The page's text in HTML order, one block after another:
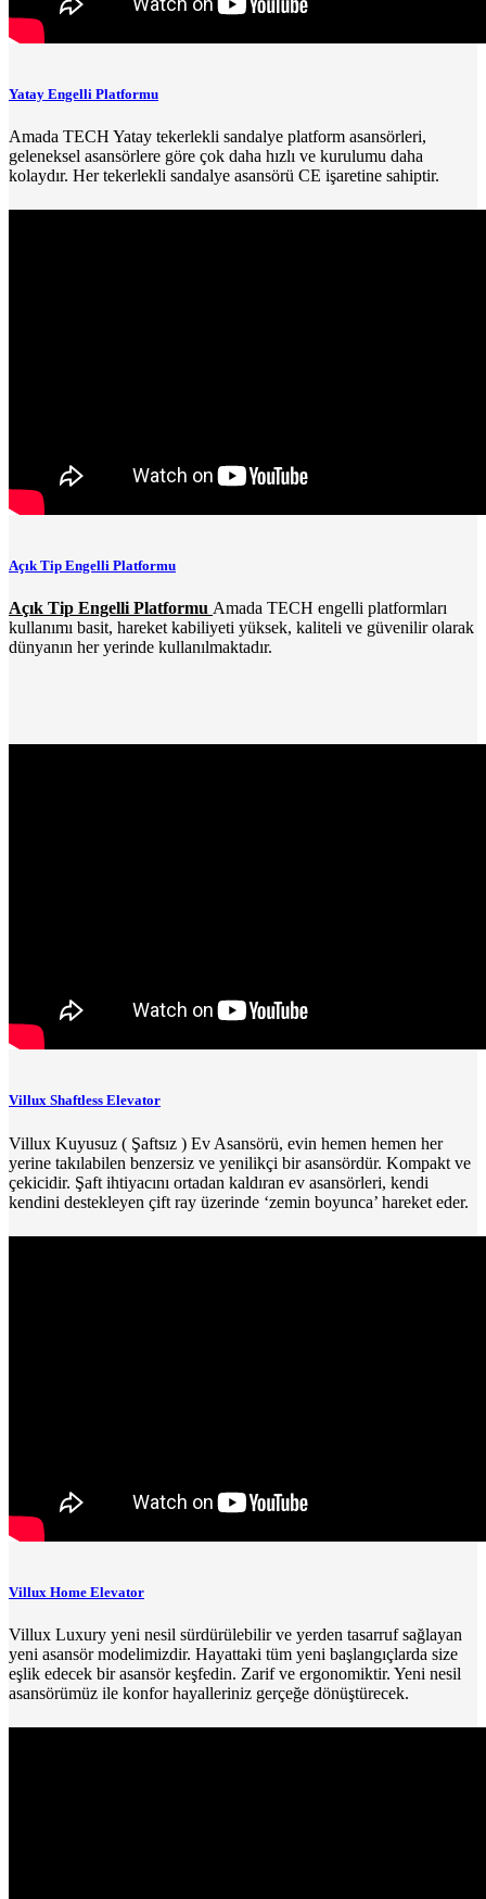
Yatay Engelli Platformu
Amada TECH Yatay tekerlekli sandalye platform asansörleri,
geleneksel asansörlere göre çok daha hızlı ve kurulumu daha
kolaydır. Her tekerlekli sandalye asansörü CE işaretine sahiptir.
Açık Tip Engelli Platformu
Açık Tip Engelli Platformu Amada TECH engelli platformları
kullanımı basit, hareket kabiliyeti yüksek, kaliteli ve güvenilir olarak
dünyanın her yerinde kullanılmaktadır.
Villux Shaftless Elevator
Villux Kuyusuz ( Şaftsız ) Ev Asansörü, evin hemen hemen her
yerine takılabilen benzersiz ve yenilikçi bir asansördür. Kompakt ve
çekicidir. Şaft ihtiyacını ortadan kaldıran ev asansörleri, kendi
kendini destekleyen çift ray üzerinde ‘zemin boyunca’ hareket eder.
Villux Home Elevator
Villux Luxury yeni nesil sürdürülebilir ve yerden tasarruf sağlayan
yeni asansör modelimizdir. Hayattaki tüm yeni başlangıçlarda size
eşlik edecek bir asansör keşfedin. Zarif ve ergonomiktir. Yeni nesil
asansörümüz ile konfor hayalleriniz gerçeğe dönüştürecek.